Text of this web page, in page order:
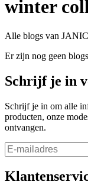
winter
Alle blogs van
Er zijn nog geen
Schrijf je in
Schrijf je in om alle
producten, onze
ontvangen.